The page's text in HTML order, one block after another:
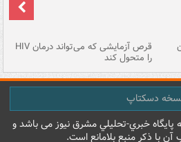
قرص آزمایشی که می‌تواند درمان HIV
را متحول کند
دسکتاپ
خبري-تحليلي مشرق نيوز می باشد و
آن با ذکر منبع بلامانع است.